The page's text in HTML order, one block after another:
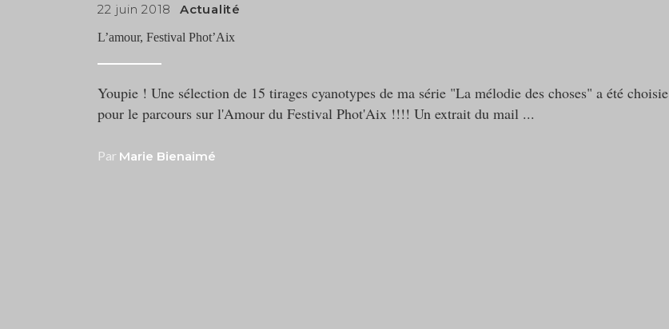
22 juin 2018 Actualité
L’amour, Festival Phot’Aix
Youpie ! Une sélection de 15 tirages cyanotypes de ma série "La mélodie des choses" a été choisie
pour le parcours sur l'Amour du Festival Phot'Aix !!!! Un extrait du mail
Par Marie Bienaimé